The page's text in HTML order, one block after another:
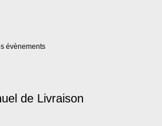
évènements
de Livraison